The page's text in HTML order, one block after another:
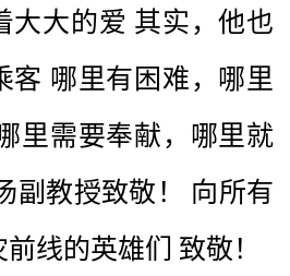
大大的爱 其实，他也
客 哪里有困难，哪里
里需要奉献，哪里就
副教授致敬！ 向所有
线的英雄们 致敬！